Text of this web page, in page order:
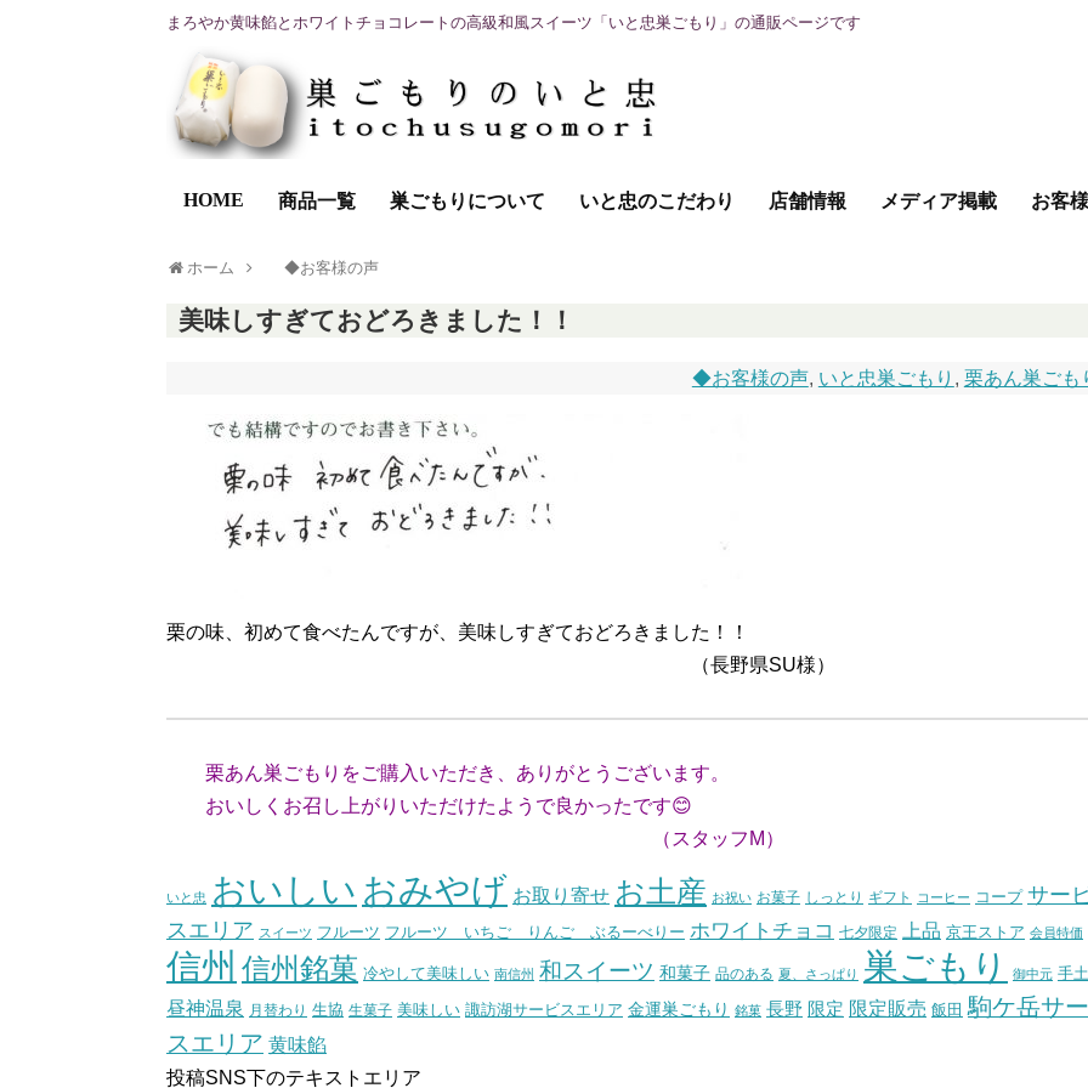
まろやか黄味餡とホワイトチョコレートの高級和風スイーツ「いと忠巣ごもり」の通販ページです
HOME 商品一覧 巣ごもりについて いと忠のこだわり 店舗情報 メディア掲載 お客
ホーム ◆お客様の声
美味しすぎておどろきました！！
◆お客様の声, いと忠巣ごもり , 栗あん巣ごも
栗の味、初めて食べたんですが、美味しすぎておどろきました！！
（長野県SU様）
栗あん巣ごもりをご購入いただき、ありがとうございます。
おいしくお召し上がりいただけたようで良かったです😊
（スタッフM）
いと忠 おいしい おみやげ お取り寄せ お土産 お祝い お菓子 しっとり ギフト コーヒー コープ サー
スエリア スイーツ フルーツ フルーツ いちご りんご ぶるーべりー ホワイトチョコ 七夕限定 上品 京王ストア 会員特価
信州 信州銘菓 冷やして美味しい 南信州 和スイーツ 和菓子 品のある 夏、さっぱり 巣ごもり 御中元 手
昼神温泉 月替わり 生協 生菓子 美味しい 諏訪湖サービスエリア 金運巣ごもり 銘菓 長野 限定 限定販売 飯田 駒ケ岳サ
スエリア 黄味餡
投稿SNS下のテキストエリア